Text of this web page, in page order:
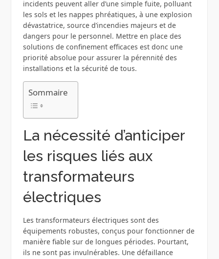
incidents peuvent aller d’une simple fuite, polluant
les sols et les nappes phréatiques, à une explosion
dévastatrice, source d’incendies majeurs et de
dangers pour le personnel. Mettre en place des
solutions de confinement efficaces est donc une
priorité absolue pour assurer la pérennité des
installations et la sécurité de tous.
Sommaire
La nécessité d’anticiper
les risques liés aux
transformateurs
électriques
Les transformateurs électriques sont des
équipements robustes, conçus pour fonctionner de
manière fiable sur de longues périodes. Pourtant,
ils ne sont pas invulnérables. Une défaillance